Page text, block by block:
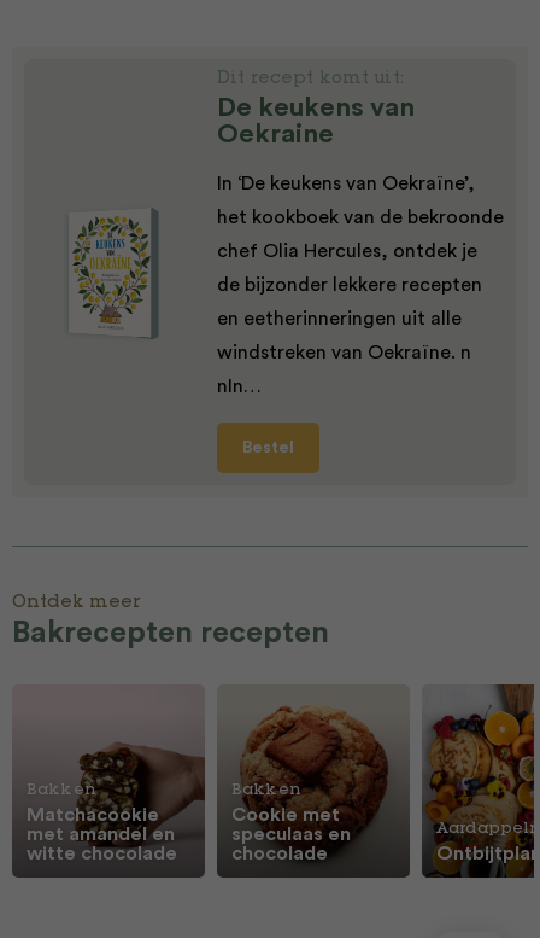
Dit recept komt uit:
De keukens van
Oekraine
In ‘De keukens van Oekraïne’,
het kookboek van de bekroonde
chef Olia Hercules, ontdek je
de bijzonder lekkere recepten
en eetherinneringen uit alle
windstreken van Oekraïne. n
nIn…
Bestel
Ontdek meer
Bakrecepten recepten
Bakken
Matchacookie
met amandel en
witte chocolade
Bakken
Cookie met
speculaas en
chocolade